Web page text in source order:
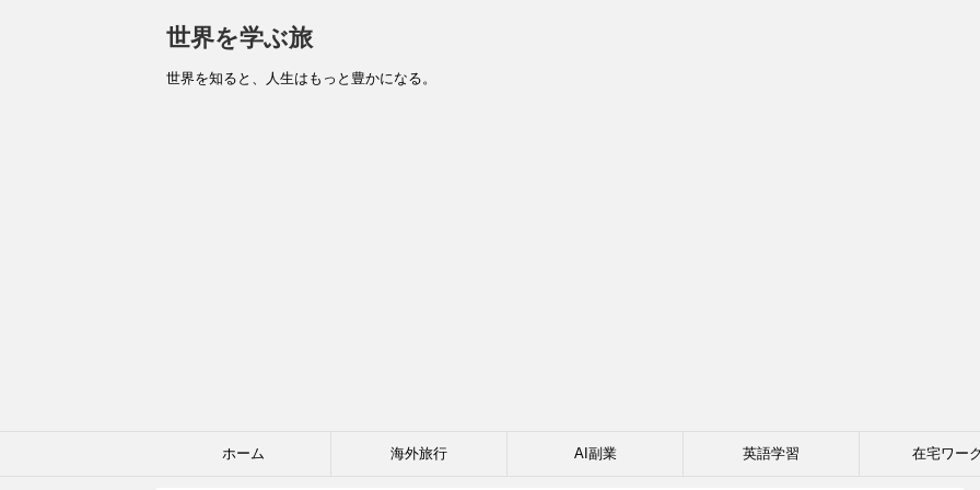
世界を学ぶ旅
世界を知ると、人生はもっと豊かになる。
ホーム 海外旅行 AI副業 英語学習 在宅ワー